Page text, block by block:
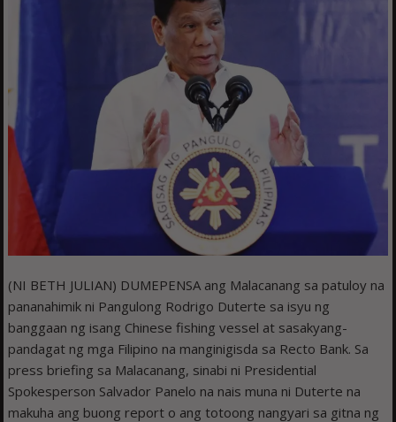
(NI BETH JULIAN) DUMEPENSA ang Malacanang sa patuloy na
pananahimik ni Pangulong Rodrigo Duterte sa isyu ng
banggaan ng isang Chinese fishing vessel at sasakyang-
pandagat ng mga Filipino na manginigisda sa Recto Bank. Sa
press briefing sa Malacanang, sinabi ni Presidential
Spokesperson Salvador Panelo na nais muna ni Duterte na
makuha ang buong report o ang totoong nangyari sa gitna ng